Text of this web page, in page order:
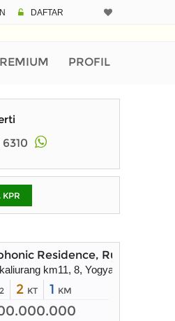
DAFTAR
PROFILPinjaman (PIN)
pada kotak-
6310
KPR
Residence, Rumah
km11, 8, Yogyakarta
2 KT 1 KM